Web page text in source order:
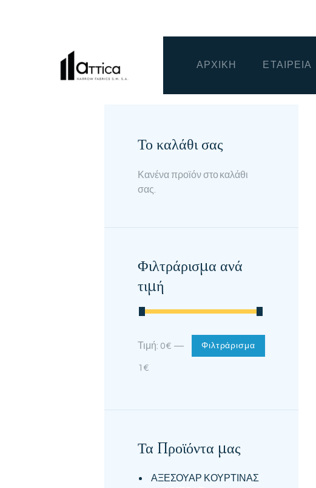
ΑΡΧΙΚΗ ΕΤΑΙΡΕΙΑ
Το καλάθι σας
Κανένα προϊόν στο καλάθι
σας.
Φιλτράρισμα ανά
τιμή
Ελάχιστη
τιμή
Μέγιστη
τιμή
Φιλτράρισμα
Τιμή: 0€ —
1€
Τα Προϊόντα μας
ΑΞΕΣΟΥΑΡ ΚΟΥΡΤΙΝΑΣ